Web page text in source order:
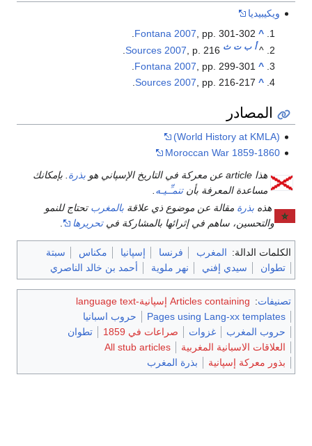
ويكيبيديا
^
Fontana 2007, pp. 301-302.
^أ ب ت ث Sources 2007 , p. 216.
^
Fontana 2007 , pp. 299-301.
^
Sources 2007, pp. 216-217.
المصادر
(World History at KMLA)
Moroccan War 1859-1860
هذا article عن معركة في التاريخ الإسپاني هو
بذرة . بإمكانك
مساعدة المعرفة بأنتنمـِّـيـه
هذه بذرة مقالة عن موضوع ذي علاقة بالمغرب تحتاج للنمو
والتحسين، ساهم في إثرائها بالمشاركة فيتحريرها
الكلمات الدالة: المغرب فرنسا إسپانيا مكناس
سبتة
تطوان
سيدي إفني نهر ملوية أحمد بن خالد الناصري
تصنيفات: Articles containing إسپانية-language text
Pages using Lang-xx templates
حروب اسبانيا
حروب المغرب
غزوات صراعات في 1859
تطوان
العلاقات الاسبانية المغربية
All stub articles
بذور معركة إسپانية
بذرة المغرب